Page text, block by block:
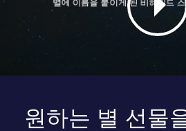
원하는 별 선물